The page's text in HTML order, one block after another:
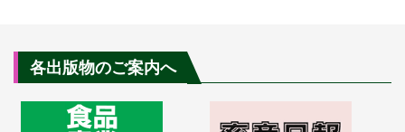
各出版物のご案内へ